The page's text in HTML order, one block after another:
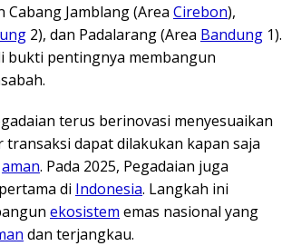
Jamblang (Area Cirebon),
2), dan Padalarang (Area Bandung 1).
bukti pentingnya membangun
terus berinovasi menyesuaikan
dapat dilakukan kapan saja
aman. Pada 2025, Pegadaian juga
di Indonesia. Langkah ini
ekosistem emas nasional yang
dan terjangkau.